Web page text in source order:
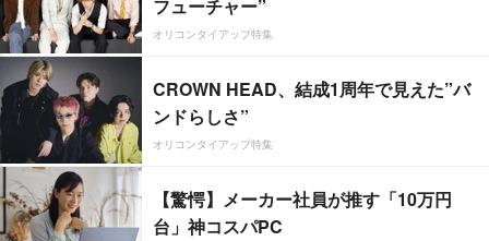
フューチャー”
オリコンタイアップ特集
CROWN HEAD、結成1周年で見えた”バ
ンドらしさ”
オリコンタイアップ特集
【驚愕】メーカー社員が推す「10万円
台」神コスパPC